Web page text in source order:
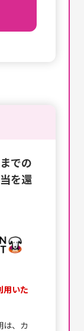
での
を還
用いた
は、カ